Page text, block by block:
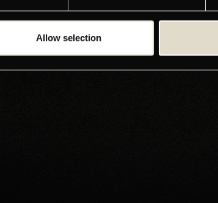
Allow selection